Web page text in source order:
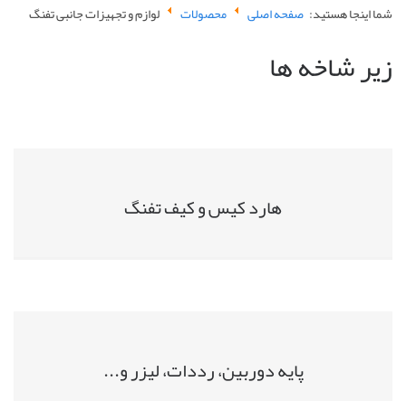
شما اینجا هستید: صفحه اصلی محصولات لوازم و تجهیزات جانبی تفنگ
زیر شاخه ها
هارد کیس و کیف تفنگ
پایه دوربین، رددات، لیزر و...